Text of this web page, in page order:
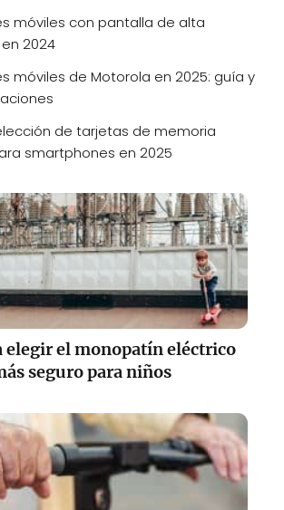
móviles con pantalla de alta
2024
móviles de Motorola en 2025: guía y
de tarjetas de memoria
smartphones en 2025
elegir el monopatín eléctrico
seguro para niños